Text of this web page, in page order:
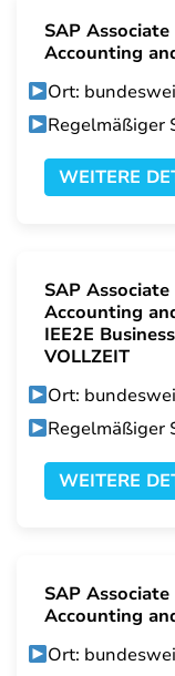
SAP
Accounting
Ort:
Regelmäßiger
WEITERE
SAP
Accounting
IEE2E
VOLLZEIT
Ort:
Regelmäßiger
WEITERE
SAP
Accounting
Ort: